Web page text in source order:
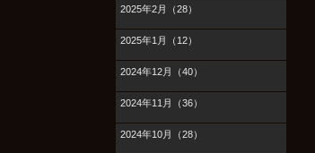
2025年2月（28）
2025年1月（12）
2024年12月（40）
2024年11月（36）
2024年10月（28）